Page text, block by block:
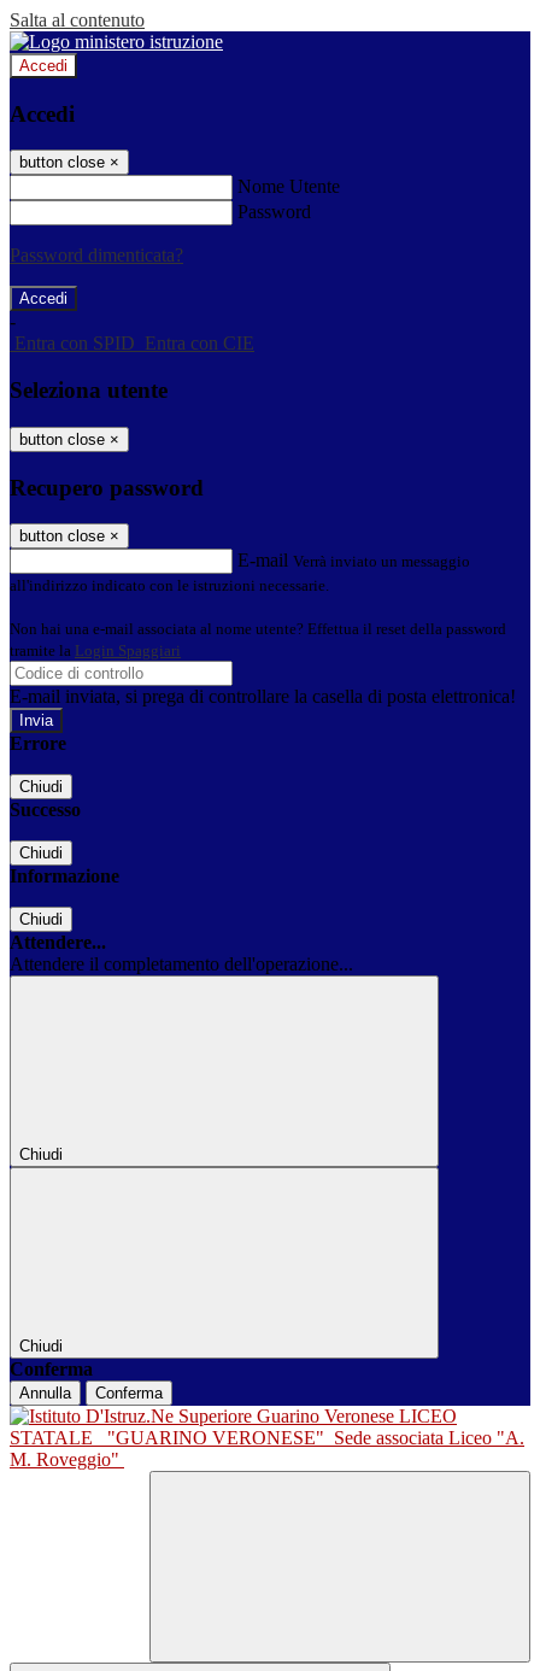
Salta al contenuto
Accedi
Accedi
button close ×
Nome Utente
Password
Password dimenticata?
-
Entra con SPID Entra con CIE
Seleziona utente
button close ×
Recupero password
button close ×
E-mail Verrà inviato un messaggio
all'indirizzo indicato con le istruzioni necessarie.
Non hai una e-mail associata al nome utente? Effettua il reset della password
tramite la Login Spaggiari
E-mail inviata, si prega di controllare la casella di posta elettronica!
Errore
Chiudi
Successo
Chiudi
Informazione
Chiudi
Attendere...
Attendere il completamento dell'operazione...
Chiudi
Chiudi
Conferma
Annulla Conferma
LICEO
STATALE
"GUARINO VERONESE" Sede associata Liceo "A.
M. Roveggio"